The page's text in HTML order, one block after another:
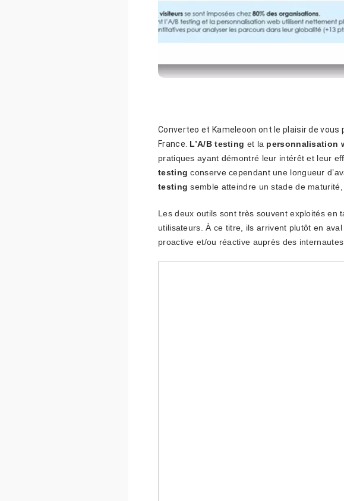
Converteo et Kameleoon ont le plaisir de
France. L’A/B testing et la personnalisation
pratiques ayant démontré leur intérêt et leur
testing conserve cependant une longueur
testing semble atteindre un stade de
Les deux outils sont très souvent exploités en
utilisateurs. À ce titre, ils arrivent plutôt en
proactive et/ou réactive auprès des internautes.